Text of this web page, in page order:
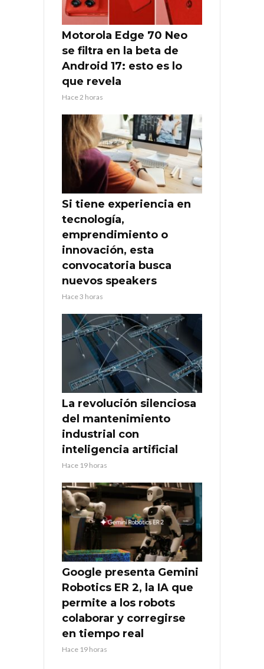
Motorola Edge 70 Neo
se filtra en la beta de
Android 17: esto es lo
que revela
Hace 2 horas
Si tiene experiencia en
tecnología,
emprendimiento o
innovación, esta
convocatoria busca
nuevos speakers
Hace 3 horas
La revolución silenciosa
del mantenimiento
industrial con
inteligencia artificial
Hace 19 horas
Google presenta Gemini
Robotics ER 2, la IA que
permite a los robots
colaborar y corregirse
en tiempo real
Hace 19 horas